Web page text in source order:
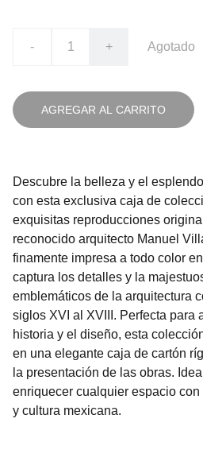
- + Agotado
AGREGAR AL CARRITO
Descubre la belleza y el
con esta exclusiva caja de
exquisitas reproducciones
reconocido arquitecto Manuel
finamente impresa a todo color
captura los detalles y la
emblemáticos de la arquitectura
siglos XVI al XVIII. Perfecta para
historia y el diseño, esta
en una elegante caja de cartón
la presentación de las obras.
enriquecer cualquier espacio
y cultura mexicana.